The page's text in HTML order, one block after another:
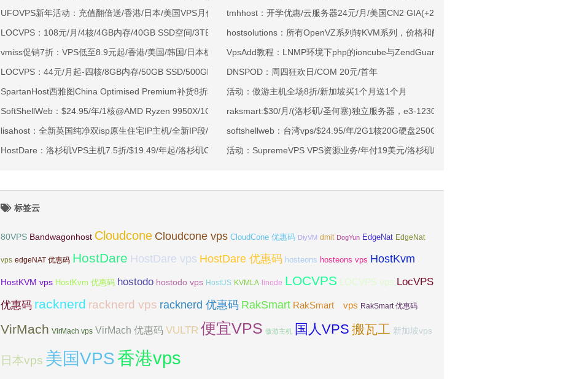
UFOVPS新年活动：充值翻倍送/香港/日本/美国VPS月付9.5折年付8折起/新用户下单送30元
LOCVPS：108元/月/4核/4GB内存/40GB SSD空间/3TB流量/750Mbps-1Gbps端口/KVM/深港IX/双端独立IP/香港原生IP
vmiss促销7折：VPS低至8.9元起/香港/美国/韩国/日本机房/可选CN2 GIA/AS9929/CMIN2/软银等线路
LOCVPS：44元/月起-四核/8GB内存/50GB SSD/500GB@40Mbps/香港标准区/国内优化网络
SpartanHost西雅图China Optimised Premium补货8折$19.2/月起-四核AMD Ryzen7950x/4GB/100GB NVMe/5TB@10Gbps/免费DDoS防御
SoftShellWeb：$24.95/年/1核@AMD Ryzen 9950X/1GB内存/20GB NVMe空间/6TB流量/10Gbps端口/KVM/洛杉矶
lisahost：全新英国纯净双isp原生住宅IP主机/全新IP段/全新宿主机/9折月付61元起
HostDare：洛杉矶VPS主机7.5折/$19.49/年起/洛杉矶CN2 GIA/日本/保加利亚VPS九折
tmhhost：开学优惠/云服务器24元/月/美国CN2 GIA(+200g防御)/香港CN2/可Win
hostsolutions：所有OpenVZ系列转KVM系列，价格和配置不变
VpsAdd教程：LNMP环境下php的ioncube与ZendGuard共存办法
DNSPOD：周四狂欢日/COM 20元/首年
活动：傲游主机全场8折/新加坡买1个月送1个月
raksmart:$30/月/(洛杉矶/圣何塞)独立服务器，e3-1230/16g内存/1T硬盘/100M或1G带宽
softshellweb：台湾vps/$24.95/年/2G1核20G硬盘250G流量
活动：SupremeVPS VPS资源业务/年付19美元/洛杉矶N机房
标签云
80VPS Bandwagonhost Cloudcone Cloudcone vps CloudCone 优惠码 DiyVM dmit DogYun EdgeNat EdgeNat
vps edgeNAT 优惠码 HostDare HostDare vps HostDare 优惠码 hosteons hosteons vps HostKvm
HostKVM vps HostKvm 优惠码 hostodo hostodo vps HostUS KVMLA linode LOCVPS LOCVPS vps LocVPS
优惠码 racknerd racknerd vps racknerd 优惠码 RakSmart RakSmart vps RakSmart 优惠码
VirMach VirMach vps VirMach 优惠码 VULTR 便宜VPS 傲游主机 国人VPS 搬瓦工 新加坡vps
日本vps 美国VPS香港vps